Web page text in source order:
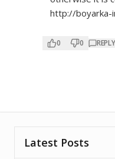
http://boyarka-
0 0 REPLY
Latest Posts